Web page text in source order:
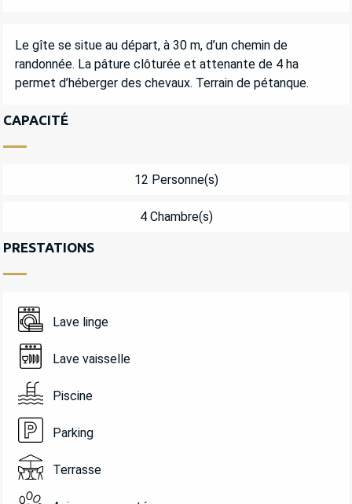
DESCRIPTION
Le gîte se situe au départ, à 30 m, d’un chemin de
randonnée. La pâture clôturée et attenante de 4 ha
permet d’héberger des chevaux. Terrain de pétanque.
CAPACITÉ
12 Personne(s)
4 Chambre(s)
PRESTATIONS
Lave linge
Lave vaisselle
Piscine
Parking
Terrasse